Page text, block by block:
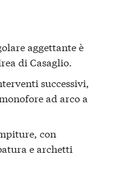
aggettante è
di Casaglio.
successivi,
ad arco a
con
e archetti